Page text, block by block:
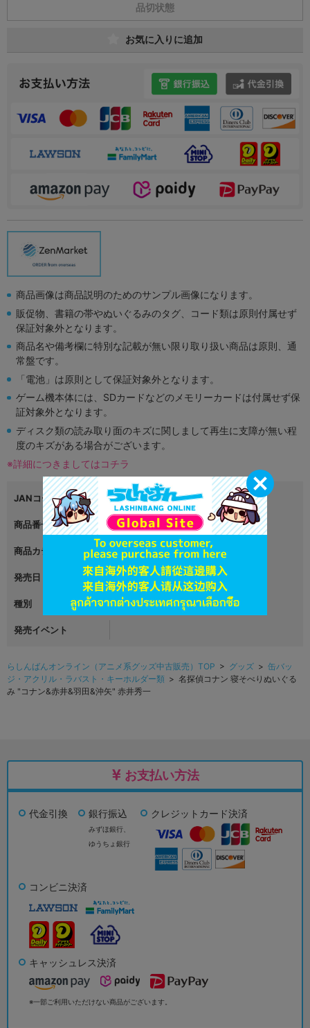
品切状態
お気に入りに追加
商品画像は商品説明のためのサンプル画像になります。
販促物、書籍の帯やぬいぐるみのタグ、コード類は原則付属せず
保証対象外となります。
商品名や備考欄に特別な記載が無い限り取り扱い商品は原則、通
常盤です。
「電池」は原則として保証対象外となります。
ゲーム機本体には、SDカードなどのメモリーカードは付属せず保
証対象外となります。
ディスク類の読み取り面のキズに関しまして再生に支障が無い程
度のキズがある場合がございます。
※詳細につきましてはコチラ
JANコード 4999999999999
商品番号 L03368309
商品カテゴリ グッズ
発売日 2020年05月25日
種別 キーホルダー・ストラップ・他
発売イベント
らしんばんオンライン（アニメ系グッズ中古販売）TOP > グッズ > 缶バッ
ジ・アクリル・ラバスト・キーホルダー類 > 名探偵コナン 寝そべりぬいぐる
み "コナン&赤井&羽田&沖矢" 赤井秀一
お支払い方法
代金引換 銀行振込
みずほ銀行、
ゆうちょ銀行
クレジットカード決済
コンビニ決済
キャッシュレス決済
※一部ご利用いただけない商品がございます。